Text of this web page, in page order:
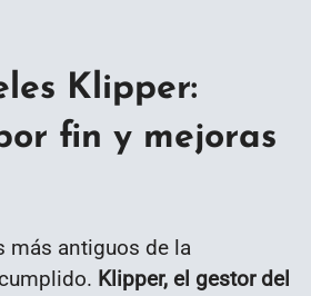
Klipper:
fin y mejoras
más antiguos de la
Klipper, el gestor del